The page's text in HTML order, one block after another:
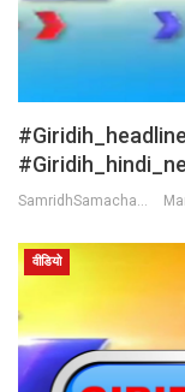
SamridhSamachar Desk
वीडियो